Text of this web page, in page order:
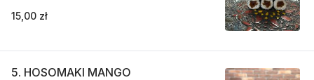
15,00 zł
5. HOSOMAKI MANGO